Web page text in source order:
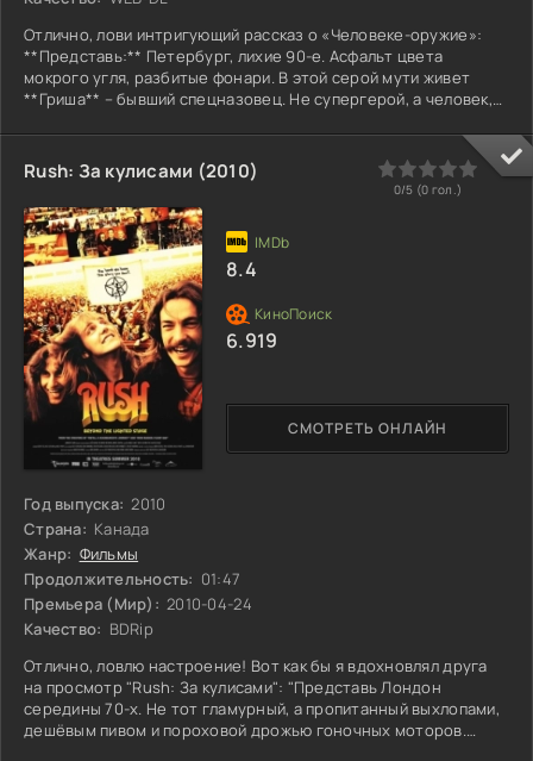
Отлично, лови интригующий рассказ о «Человеке-оружие»:
**Представь:** Петербург, лихие 90-е. Асфальт цвета
мокрого угля, разбитые фонари. В этой серой мути живет
**Гриша** – бывший спецназовец. Не супергерой, а человек,
тень, взгляд – прицел, мир сузился до точки. Запах дешёвого
табака и старой тоски от него не выветривается. **Что его
ломает с места?** Не апокалипсис, а тихий звонок: пропал
младший брат, Сашка. Не герой, а забулдыга,
Rush: За кулисами (2010)
Год выпуска: 2010
Страна: Канада
Жанр: Фильмы
Продолжительность: 01:47
Премьера (Мир): 2010-04-24
Качество: BDRip
Отлично, ловлю настроение! Вот как бы я вдохновлял друга
на просмотр "Rush: За кулисами": "Представь Лондон
середины 70-х. Не тот гламурный, а пропитанный выхлопами,
дешёвым пивом и пороховой дрожью гоночных моторов.
СМОТРЕТЬ ОНЛАЙН
8.4
6.919
0 4 5
0/5 (0 гол.)